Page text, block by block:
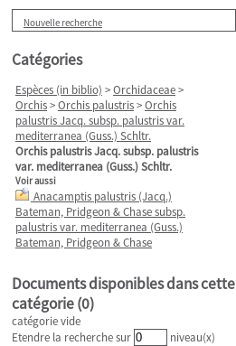
Nouvelle recherche
Catégories
Espèces (in biblio) >Orchidaceae>
Orchis>Orchis palustris>Orchis
palustris Jacq. subsp. palustris var.
mediterranea (Guss.) Schltr.
Orchis palustris Jacq. subsp. palustris
var. mediterranea (Guss.) Schltr.
Voir aussi
Anacamptis palustris (Jacq.)
Bateman, Pridgeon & Chase subsp.
palustris var. mediterranea (Guss.)
Bateman, Pridgeon & Chase
Documents disponibles dans cette
catégorie (0)
catégorie vide
Etendre la recherche sur
niveau(x)